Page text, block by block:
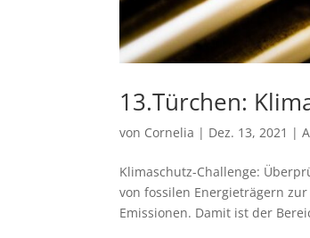
13.Türchen:
von Cornelia | Dez. 13, 2021 |
Klimaschutz-Challenge:
von fossilen Energieträgern
Emissionen. Damit ist der